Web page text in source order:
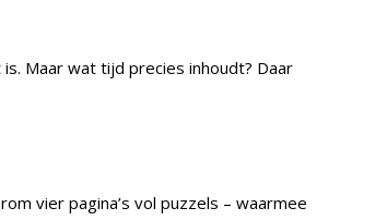
Maar wat tijd precies inhoudt? Daar
vier pagina’s vol puzzels – waarmee